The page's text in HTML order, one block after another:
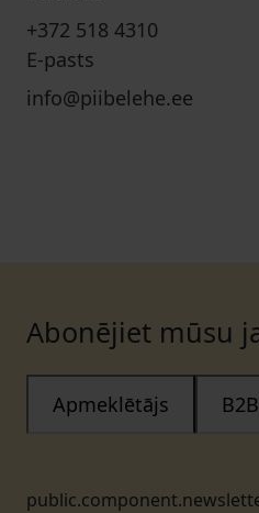
+372 518 4310
E-pasts
info@piibelehe.ee
Abonējiet mūsu
Apmeklētājs